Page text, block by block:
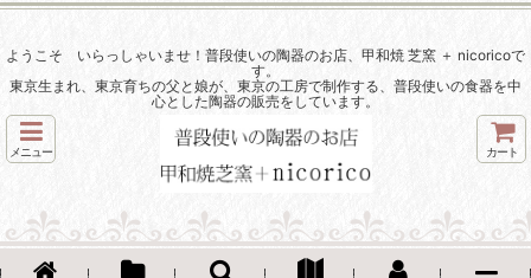
ようこそ いらっしゃいませ！普段使いの陶器のお店、甲和焼 芝窯 ＋ nicoricoで
す。
東京生まれ、東京育ちの父と娘が、東京の工房で制作する、普段使いの食器を中
心とした陶器の販売をしています。
メニュー カート